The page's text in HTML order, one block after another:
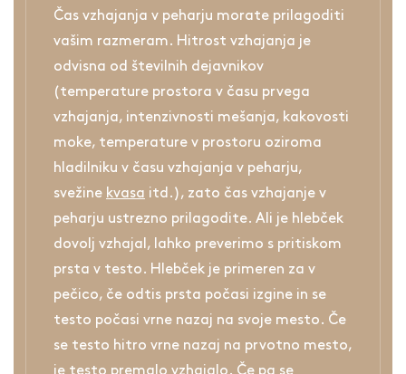
Čas vzhajanja v peharju morate prilagoditi
vašim razmeram. Hitrost vzhajanja je
odvisna od številnih dejavnikov
(temperature prostora v času prvega
vzhajanja, intenzivnosti mešanja, kakovosti
moke, temperature v prostoru oziroma
hladilniku v času vzhajanja v peharju,
svežine kvasa itd.), zato čas vzhajanje v
peharju ustrezno prilagodite. Ali je hlebček
dovolj vzhajal, lahko preverimo s pritiskom
prsta v testo. Hlebček je primeren za v
pečico, če odtis prsta počasi izgine in se
testo počasi vrne nazaj na svoje mesto. Če
se testo hitro vrne nazaj na prvotno mesto,
je testo premalo vzhajalo. Če pa se